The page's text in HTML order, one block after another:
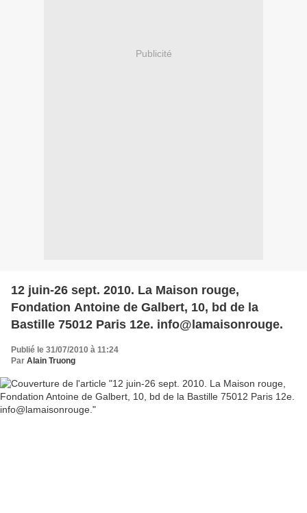
Publicité
12 juin-26 sept. 2010. La Maison rouge,
Fondation Antoine de Galbert, 10, bd de la
Bastille 75012 Paris 12e. info@lamaisonrouge.
Publié le 31/07/2010 à 11:24
Par Alain Truong